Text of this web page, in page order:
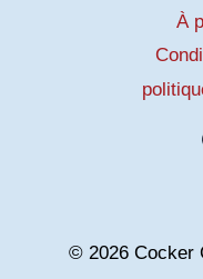
À
© 2026 Cocker